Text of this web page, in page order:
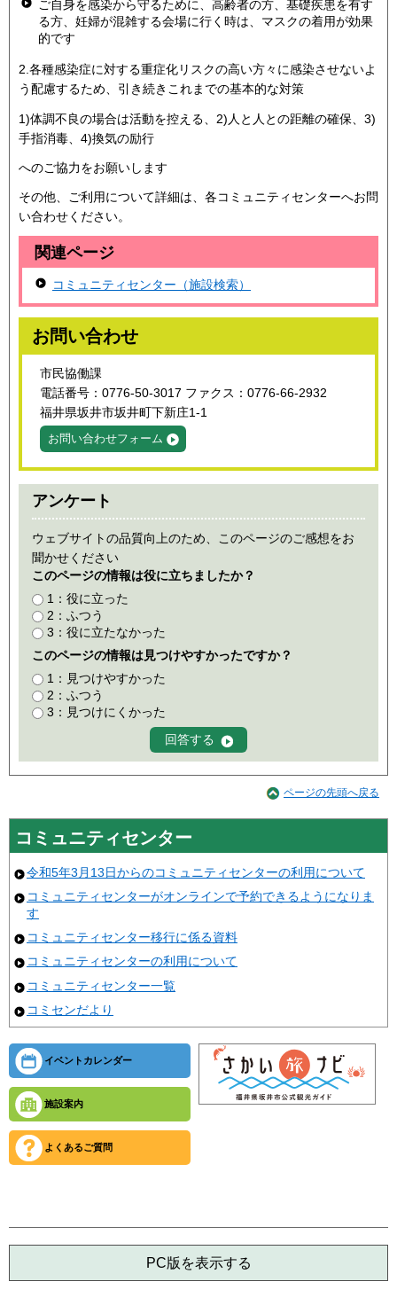
ご自身を感染から守るために、高齢者の方、基礎疾患を有す
る方、妊婦が混雑する会場に行く時は、マスクの着用が効果
的です
2.各種感染症に対する重症化リスクの高い方々に感染させないよ
う配慮するため、引き続きこれまでの基本的な対策
1)体調不良の場合は活動を控える、2)人と人との距離の確保、3)
手指消毒、4)換気の励行
へのご協力をお願いします
その他、ご利用について詳細は、各コミュニティセンターへお問
い合わせください。
関連ページ
コミュニティセンター（施設検索）
お問い合わせ
市民協働課
電話番号：0776-50-3017 ファクス：0776-66-2932
福井県坂井市坂井町下新庄1-1
お問い合わせフォーム
アンケート
ウェブサイトの品質向上のため、このページのご感想をお
聞かせください
このページの情報は役に立ちましたか？
1：役に立った
2：ふつう
3：役に立たなかった
このページの情報は見つけやすかったですか？
1：見つけやすかった
2：ふつう
3：見つけにくかった
ページの先頭へ戻る
コミュニティセンター
令和5年3月13日からのコミュニティセンターの利用について
コミュニティセンターがオンラインで予約できるようになりま
す
コミュニティセンター移行に係る資料
コミュニティセンターの利用について
コミュニティセンター一覧
コミセンだより
イベントカレンダー
施設案内
よくあるご質問
PC版を表示する